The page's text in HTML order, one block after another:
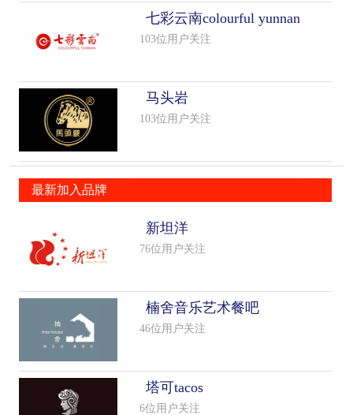
七彩云南colourful yunnan
103位用户关注
马头岩
103位用户关注
最新加入品牌
新坦洋
76位用户关注
楠舍音乐艺术餐吧
46位用户关注
塔可tacos
6位用户关注